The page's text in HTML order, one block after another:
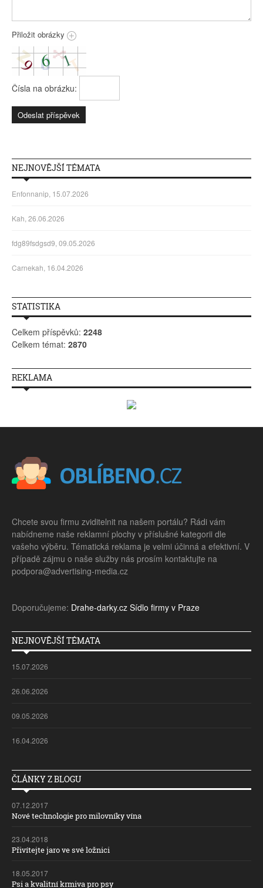
Přiložit obrázky
Čísla na obrázku:
NEJNOVĚJŠÍ TÉMATA
Enfonnanip, 15.07.2026
Kah, 26.06.2026
fdg89fsdgsd9, 09.05.2026
Carnekah, 16.04.2026
STATISTIKA
Celkem příspěvků: 2248
Celkem témat: 2870
REKLAMA
Chcete svou firmu zviditelnit na našem portálu? Rádi vám
nabídneme naše reklamní plochy v příslušné kategorii dle
vašeho výběru. Tématická reklama je velmi účinná a efektivní. V
případě zájmu o naše služby nás prosím kontaktujte na
podpora@advertising-media.cz
Doporučujeme: Drahe-darky.cz Sídlo firmy v Praze
NEJNOVĚJŠÍ TÉMATA
15.07.2026
26.06.2026
09.05.2026
16.04.2026
ČLÁNKY Z BLOGU
07.12.2017
Nové technologie pro milovníky vína
23.04.2018
Přivítejte jaro ve své ložnici
18.05.2017
Psi a kvalitní krmiva pro psy